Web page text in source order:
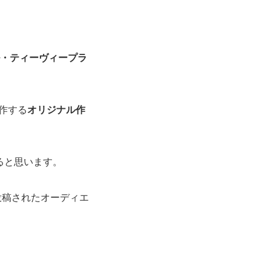
ティーヴィープラ
するオリジナル作
思います。
されたオーディエ